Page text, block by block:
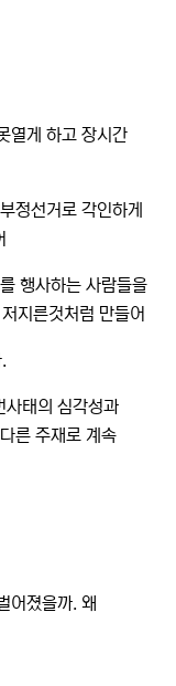
열게 하고 장시간
정선거로 각인하게
행사하는 사람들을
지른것처럼 만들어
사태의 심각성과
른 주재로 계속
어졌을까. 왜